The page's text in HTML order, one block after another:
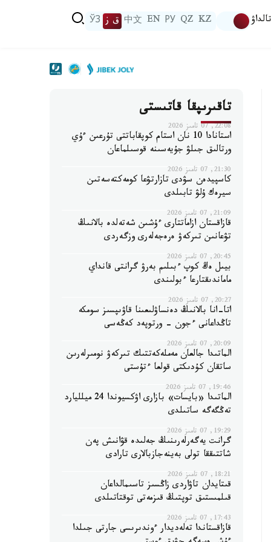
تالداۋ KZ
QZ
РУ
EN
中文 ق ز ЎЗ
تاقىرىپقا قاتىستى
22:08, 07 تامىز 2026
استانادا 10 نان استام كوپقاباتتى تۇرعىن ءۇي
ورتالىق جىلۋ جۇيەسىنە قوسىلماعان
21:30, 07 تامىز 2026
كاسپيدەن سۋدى تازارتۋعا كومەكتەسەتىن
سيرەك ۇلۋ تابىلدى
21:09, 07 تامىز 2026
قازاقستان ازاماتتارى ءۇشىن شەتەلدە بالانىڭ
تۋعانىن تىركەۋ ەرەجەلەرى وزگەردى
20:45, 07 تامىز 2026
بيىل ەڭ كوپ ءبىلىم بەرۋ گرانتى قانداي
ماماندىقتارعا ءبولىندى
20:27, 07 تامىز 2026
اتا-انا بالانىڭ دەنساۋلىعىنا قاۋىپسىز سومكە
تاڭداعانى ءجون - ورتوپەد كەڭەسى
20:09, 07 تامىز 2026
الماتىدا جالعان مەملەكەتتىك تىركەۋ نومىرلەرىن
ساتقان كۇدىكتى قولعا ءتۇستى
19:46, 07 تامىز 2026
الماتىدا «بايسات» بازارى اۋكسيوندا 24 ميلليارد
تەڭگەگە ساتىلدى
19:29, 07 تامىز 2026
گرانت يەگەرلەرىنىڭ جەلىدە قۋانىش پەن
شاتتىققا تولى بەينەجازبالارى تارادى
18:21, 07 تامىز 2026
قىتايدان تاۋاردى زاڭسىز تاسىمالداعان
قىلمىستىق توپتىڭ قىزمەتى توقتاتىلدى
17:43, 07 تامىز 2026
قازاقستاندا تەلەديدار ءوندىرىسى جارتى جىلدا